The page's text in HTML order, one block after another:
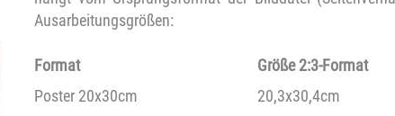
Ausarbeitungsgrößen:
Format Größe 2:3-Format
Poster 20x30cm
20,3x30,4cm